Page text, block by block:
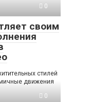
0
своим
стилей
движения
0